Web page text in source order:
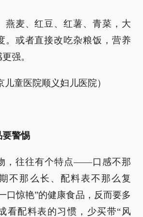
燕麦、红豆、红薯、青菜，大
。或者直接改吃杂粮饭，营养
强。
童医院顺义妇儿医院）
要警惕
，往往有个特点——口感不那
不那么长、配料表不那么复
口惊艳”的健康食品，反而要多
看配料表的习惯，少买带“风